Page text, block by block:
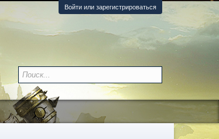
Войти или зарегистрироваться